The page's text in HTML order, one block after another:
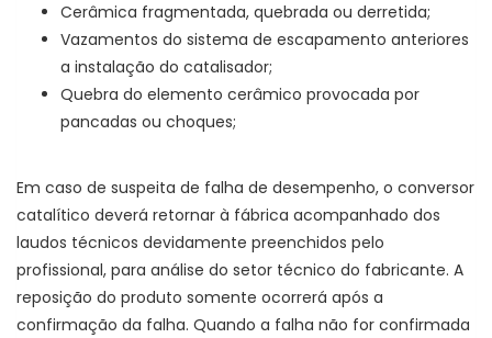
Cerâmica fragmentada, quebrada ou derretida;
Vazamentos do sistema de escapamento anteriores
a instalação do catalisador;
Quebra do elemento cerâmico provocada por
pancadas ou choques;
Em caso de suspeita de falha de desempenho, o conversor
catalítico deverá retornar à fábrica acompanhado dos
laudos técnicos devidamente preenchidos pelo
profissional, para análise do setor técnico do fabricante. A
reposição do produto somente ocorrerá após a
confirmação da falha. Quando a falha não for confirmada